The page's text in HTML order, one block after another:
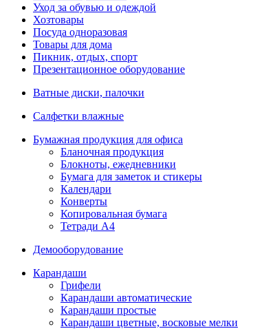
Уход за обувью и одеждой
Хозтовары
Посуда одноразовая
Товары для дома
Пикник, отдых, спорт
Презентационное оборудование
Ватные диски, палочки
Салфетки влажные
Бумажная продукция для офиса
Бланочная продукция
Блокноты, ежедневники
Бумага для заметок и стикеры
Календари
Конверты
Копировальная бумага
Тетради А4
Демооборудование
Карандаши
Грифели
Карандаши автоматические
Карандаши простые
Карандаши цветные, восковые мелки